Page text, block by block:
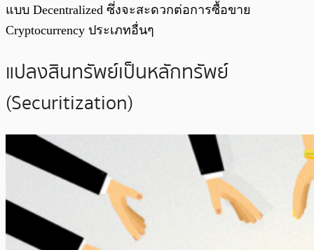
แบบ Decentralized ซึ่งจะสะดวกต่อการซื้อขาย
Cryptocurrency ประเภทอื่นๆ
แปลงสินทรัพย์เป็นหลักทรัพย์
(Securitization)